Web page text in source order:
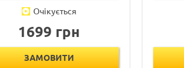
Очікується
1699 грн
ЗАМОВИТИ